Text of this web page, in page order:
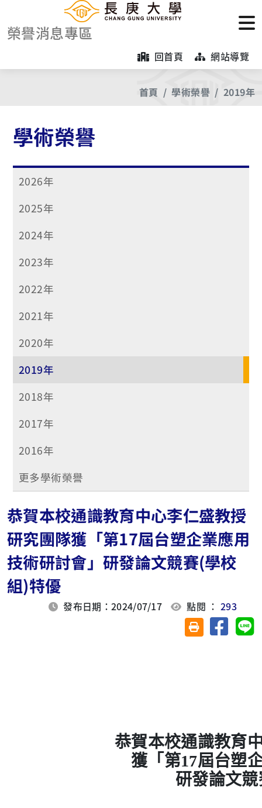
榮譽消息專區
回首頁 網站導覽
首頁 學術榮譽 2019年
學術榮譽
2026年
2025年
2024年
2023年
2022年
2021年
2020年
2019年
2018年
2017年
2016年
更多學術榮譽
恭賀本校通識教育中心李仁盛教授
研究團隊獲「第17屆台塑企業應用
技術研討會」研發論文競賽(學校
組)特優
發布日期：2024/07/17 點閱 ：293
友善列印(另開視
分享至
恭賀本校通識教育
獲「第17屆台塑
研發論文